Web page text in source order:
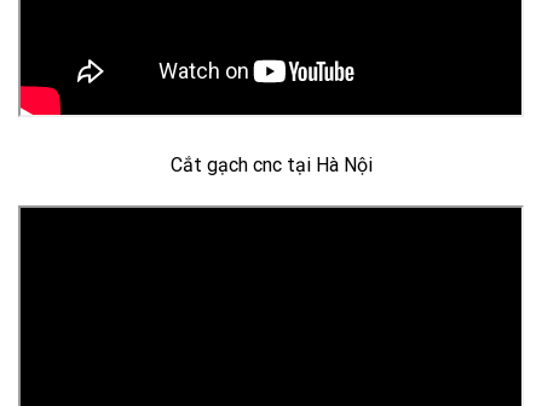
Cắt gạch cnc tại Hà Nội